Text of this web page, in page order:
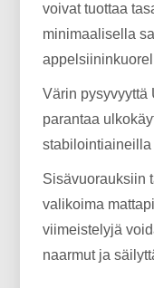
voivat tuottaa
minimaalisella
Värin pysyvyyttä
parantaa
Sisävuorauksiin
valikoima
viimeistelyjä
naarmut ja